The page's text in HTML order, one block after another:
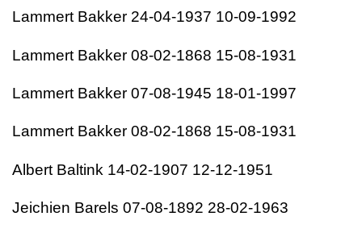
Lammert Bakker 24-04-1937 10-09-1992
Lammert Bakker 08-02-1868 15-08-1931
Lammert Bakker 07-08-1945 18-01-1997
Lammert Bakker 08-02-1868 15-08-1931
Albert Baltink 14-02-1907 12-12-1951
Jeichien Barels 07-08-1892 28-02-1963